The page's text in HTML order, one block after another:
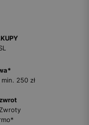
250 zł